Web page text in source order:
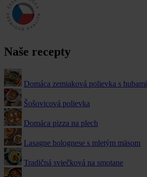
Naše recepty
Domáca zemiaková polievka s hubami
Šošovicová polievka
Domáca pizza na plech
Lasagne bolognese s mletým mäsom
Tradičná sviečková na smotane